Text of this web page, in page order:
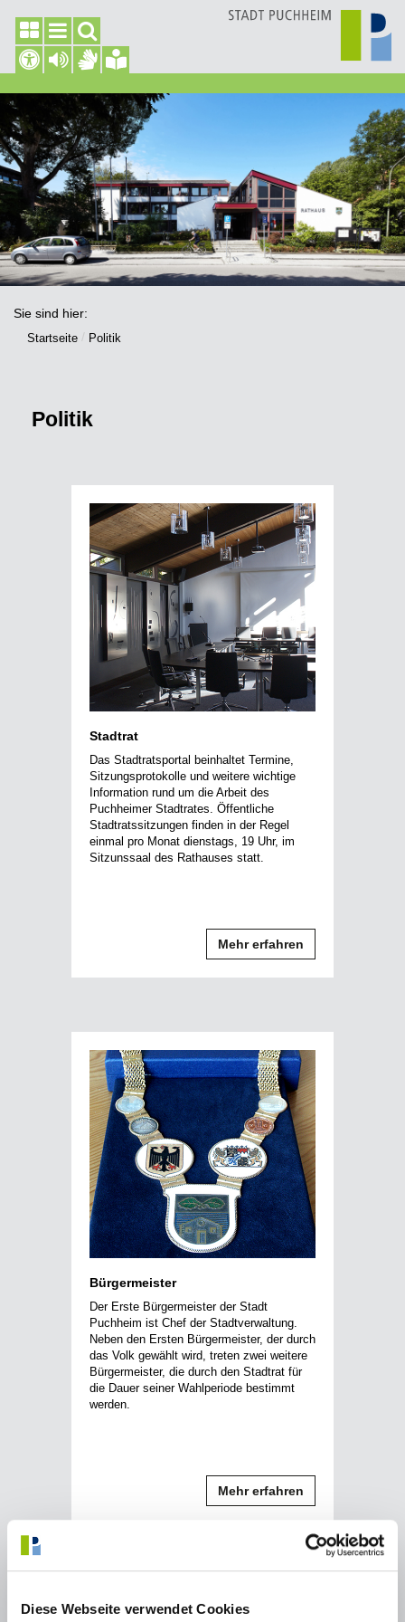
Diese Webseite verwendet Cookies
Sie sind hier:
Startseite Politik
Politik
Stadtrat
Das Stadtratsportal beinhaltet Termine,
Sitzungsprotokolle und weitere wichtige
Information rund um die Arbeit des
Puchheimer Stadtrates. Öffentliche
Stadtratssitzungen finden in der Regel
einmal pro Monat dienstags, 19 Uhr, im
Sitzunssaal des Rathauses statt.
Mehr erfahren
Bürgermeister
Der Erste Bürgermeister der Stadt
Puchheim ist Chef der Stadtverwaltung.
Neben den Ersten Bürgermeister, der durch
das Volk gewählt wird, treten zwei weitere
Bürgermeister, die durch den Stadtrat für
die Dauer seiner Wahlperiode bestimmt
werden.
Mehr erfahren